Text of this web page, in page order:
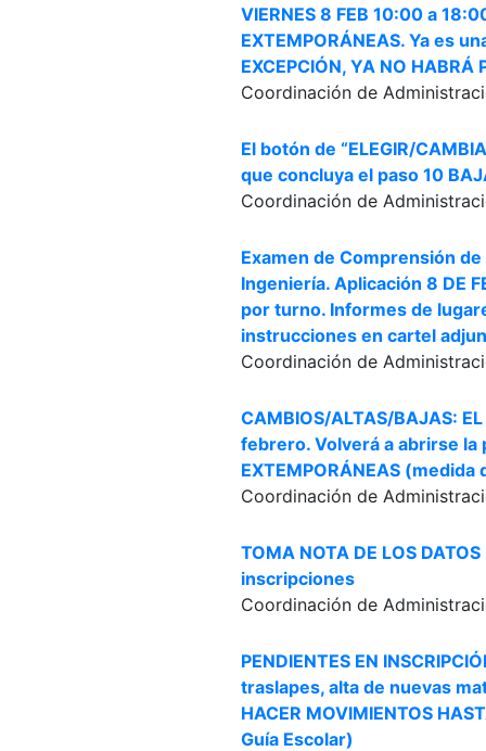
VIERNES 8 FEB 10:00 a
EXTEMPORÁNEAS. Ya es
EXCEPCIÓN, YA NO HABRÁ
Coordinación de
El botón de “ELEGIR/
que concluya el paso 10
Coordinación de
Examen de Comprensión
Ingeniería. Aplicación 8 DE
por turno. Informes de
instrucciones en cartel
Coordinación de
CAMBIOS/ALTAS/BAJAS:
febrero. Volverá a abrirse la
EXTEMPORÁNEAS
Coordinación de
TOMA NOTA DE LOS
inscripciones
Coordinación de
PENDIENTES EN
traslapes, alta de nuevas
HACER MOVIMIENTOS
Guía Escolar)